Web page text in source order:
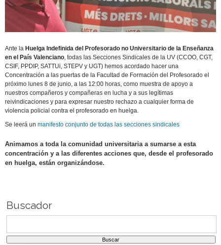
Ante la Huelga Indefinida del Profesorado no Universitario de la Enseñanza
en el País Valenciano, todas las Secciones Sindicales de la UV (CCOO, CGT,
CSIF, PPDIP, SATTUi, STEPV y UGT) hemos acordado hacer una
Concentración a las puertas de la Facultad de Formación del Profesorado el
próximo lunes 8 de junio, a las 12:00 horas, como muestra de apoyo a
nuestros compañeros y compañeras en lucha y a sus legítimas
reivindicaciones y para expresar nuestro rechazo a cualquier forma de
violencia policial contra el profesorado en huelga.
Se leerá unmanifesto conjunto de todas las secciones sindicales
Animamos a toda la comunidad universitaria a sumarse a esta
concentración y a las diferentes acciones que, desde el profesorado
en huelga, están organizándose.
Buscador